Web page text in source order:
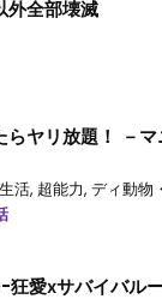
外全部壊滅
らヤリ放題！ －
活, 超能力,ディ動物
狂愛ⅹサバイバル